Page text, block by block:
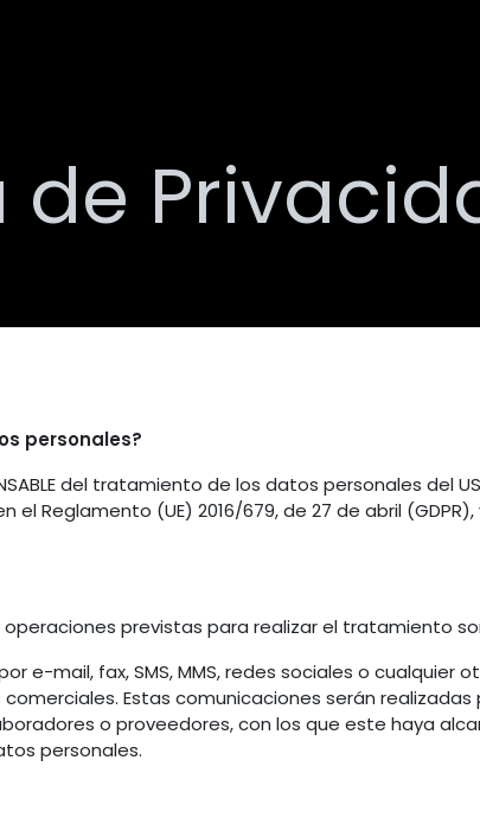
de
personales?
del tratamiento de los datos personales del
(UE) 2016/679, de 27 de abril (GDPR),
previstas para realizar el tratamiento
e-mail, fax, SMS, MMS, redes sociales o cualquier
Estas comunicaciones serán realizadas
o proveedores, con los que este haya
personales.